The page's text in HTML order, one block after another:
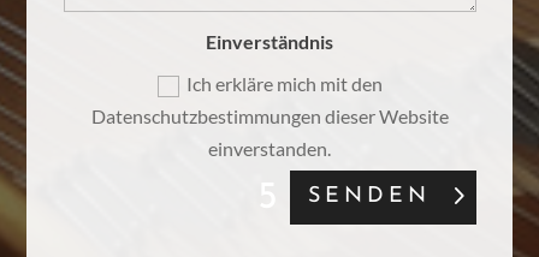
Einverständnis
Ich erkläre mich mit den
Datenschutzbestimmungen dieser Website
einverstanden.
SENDEN